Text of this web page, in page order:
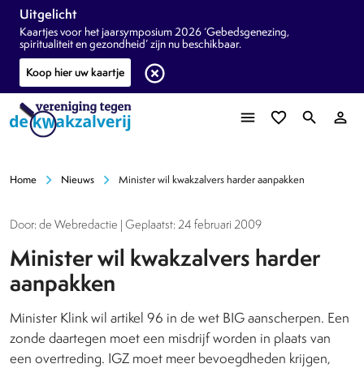
Uitgelicht
Kaartjes voor het jaarsymposium 2026 ‘Gebedsgenezing,
spiritualiteit en gezondheid’ zijn nu beschikbaar.
Koop hier uw kaartje
highlight_off
menu favorite_border search person_outline
Home chevron_right Nieuws chevron_right Minister wil kwakzalvers harder aanpakken
Door: de Webredactie | Geplaatst: 24 februari 2009
Minister wil kwakzalvers harder
aanpakken
Minister Klink wil artikel 96 in de wet BIG aanscherpen. Een
zonde daartegen moet een misdrijf worden in plaats van
een overtreding. IGZ moet meer bevoegdheden krijgen,